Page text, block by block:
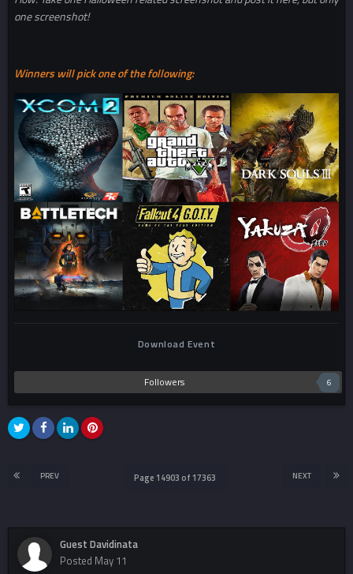
one screenshot!
Winners will pick one of the following:
Download Event
Followers 6
PREV NEXT
Page 14903 of 17363
Guest Davidinata
Posted May 11